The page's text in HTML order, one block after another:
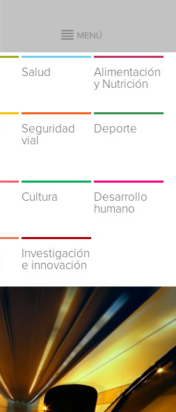
Salud
Alimentación
y Nutrición
Seguridad
vial
Deporte
Cultura
Desarrollo
humano
Investigación
e innovación